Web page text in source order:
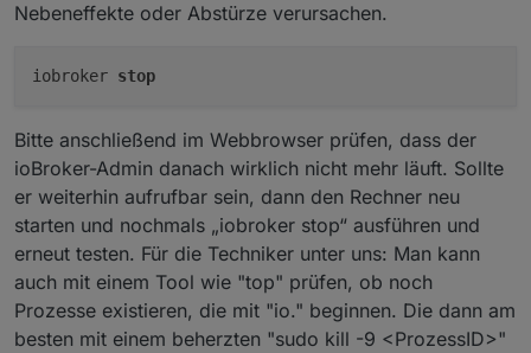
Nebeneffekte oder Abstürze verursachen.
iobroker stop
Bitte anschließend im Webbrowser prüfen, dass der
ioBroker-Admin danach wirklich nicht mehr läuft. Sollte
er weiterhin aufrufbar sein, dann den Rechner neu
starten und nochmals „iobroker stop“ ausführen und
erneut testen. Für die Techniker unter uns: Man kann
auch mit einem Tool wie "top" prüfen, ob noch
Prozesse existieren, die mit "io." beginnen. Die dann am
besten mit einem beherzten "sudo kill -9 <ProzessID>"